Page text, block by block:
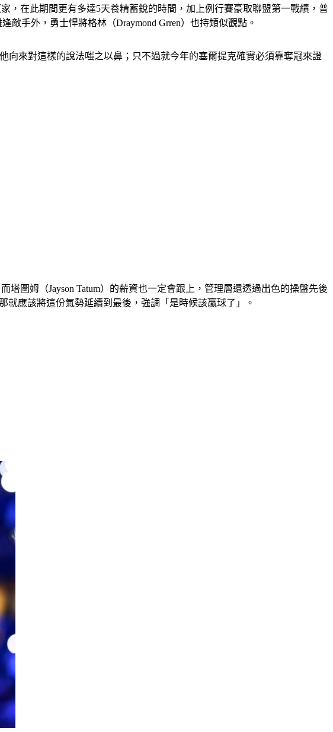
，在此期間更有多達5天養精蓄銳的時間，加上例行賽豪取聯盟第一戰績，普
敵手外，勇士悍將格林（Draymond Grren）也持類似觀點。
向來對這樣的說法嗤之以鼻；只不過就今年的塞爾提克確實必須靠奪冠來證
塔圖姆（Jayson Tatum）的薪資也一定會跟上，管理層還透過出色的操盤先後
就應該將這份氣勢延續到最後，強調「是時候該贏球了」。